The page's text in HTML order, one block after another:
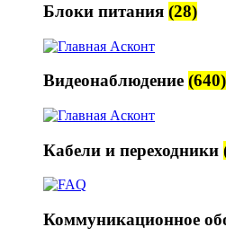
Блоки питания (28)
Видеонаблюдение (640)
Кабели и переходники
Коммуникационное